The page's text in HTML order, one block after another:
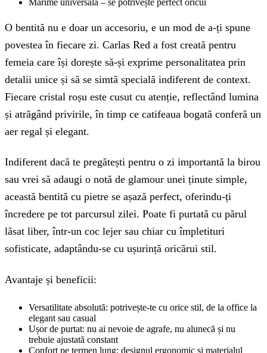
Mărime universală – se potrivește perfect oricui
O bentită nu e doar un accesoriu, e un mod de a-ți spune
povestea în fiecare zi. Carlas Red a fost creată pentru
femeia care își dorește să-și exprime personalitatea prin
detalii unice și să se simtă specială indiferent de context.
Fiecare cristal roșu este cusut cu atenție, reflectând lumina
și atrăgând privirile, în timp ce catifeaua bogată conferă un
aer regal și elegant.
Indiferent dacă te pregătești pentru o zi importantă la birou
sau vrei să adaugi o notă de glamour unei ținute simple,
această bentită cu pietre se așază perfect, oferindu-ți
încredere pe tot parcursul zilei. Poate fi purtată cu părul
lăsat liber, într-un coc lejer sau chiar cu împletituri
sofisticate, adaptându-se cu ușurință oricărui stil.
Avantaje și beneficii:
Versatilitate absolută: potrivește-te cu orice stil, de la office la
elegant sau casual
Ușor de purtat: nu ai nevoie de agrafe, nu alunecă și nu
trebuie ajustată constant
Confort pe termen lung: designul ergonomic și materialul